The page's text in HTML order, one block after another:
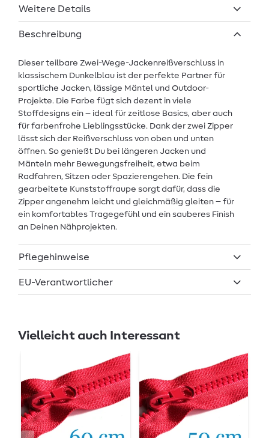
Weitere Details
Beschreibung
Dieser teilbare Zwei-Wege-Jackenreißverschluss in
klassischem Dunkelblau ist der perfekte Partner für
sportliche Jacken, lässige Mäntel und Outdoor-
Projekte. Die Farbe fügt sich dezent in viele
Stoffdesigns ein – ideal für zeitlose Basics, aber auch
für farbenfrohe Lieblingsstücke. Dank der zwei Zipper
lässt sich der Reißverschluss von oben und unten
öffnen. So genießt Du bei längeren Jacken und
Mänteln mehr Bewegungsfreiheit, etwa beim
Radfahren, Sitzen oder Spazierengehen. Die fein
gearbeitete Kunststoffraupe sorgt dafür, dass die
Zipper angenehm leicht und gleichmäßig gleiten – für
ein komfortables Tragegefühl und ein sauberes Finish
an Deinen Nähprojekten.
Pflegehinweise
EU-Verantwortlicher
Vielleicht auch Interessant